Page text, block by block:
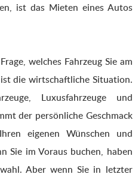
ist das Mieten eines Autos
welches Fahrzeug Sie am
die wirtschaftliche Situation.
Luxusfahrzeuge und
der persönliche Geschmack
eigenen Wünschen und
Sie im Voraus buchen, haben
Aber wenn Sie in letzter